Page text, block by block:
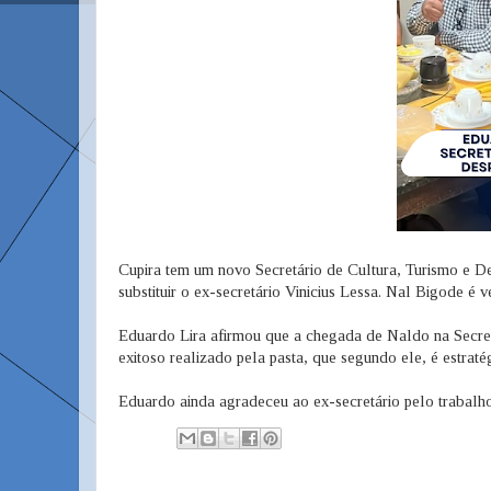
Cupira tem um novo Secretário de Cultura, Turismo e
substituir o ex-secretário Vinicius Lessa. Nal Bigode é
Eduardo Lira afirmou que a chegada de Naldo na
exitoso realizado pela pasta, que segundo ele, é
Eduardo ainda agradeceu ao ex-secretário pelo